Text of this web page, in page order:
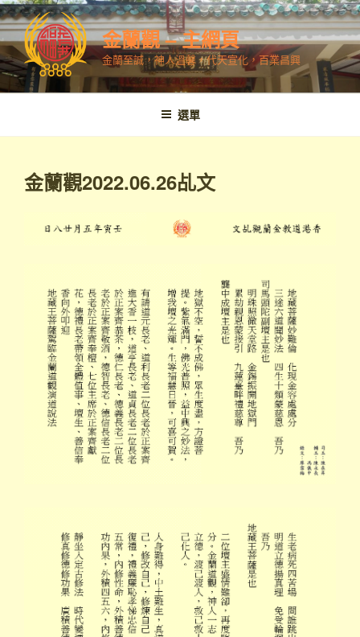
跳
至
內
容
金蘭觀 – 主網頁
金蘭至誠，神人溫馨，代天宣化，百業昌興
選單
金蘭觀2022.06.26乩文